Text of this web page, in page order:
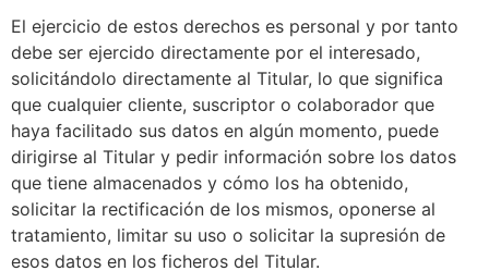
El ejercicio de estos derechos es personal y por tanto
debe ser ejercido directamente por el interesado,
solicitándolo directamente al Titular, lo que significa
que cualquier cliente, suscriptor o colaborador que
haya facilitado sus datos en algún momento, puede
dirigirse al Titular y pedir información sobre los datos
que tiene almacenados y cómo los ha obtenido,
solicitar la rectificación de los mismos, oponerse al
tratamiento, limitar su uso o solicitar la supresión de
esos datos en los ficheros del Titular.